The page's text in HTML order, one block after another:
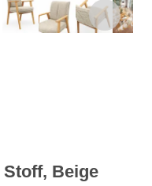
Beige